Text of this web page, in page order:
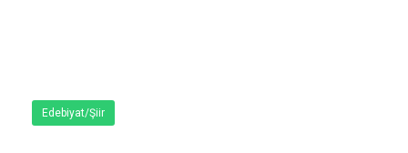
Edebiyat/Şiir